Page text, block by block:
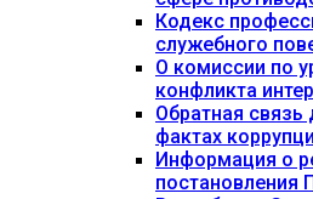
Кодекс
служебного
О комиссии по
конфликта
Обратная
фактах
Информация о
постановления